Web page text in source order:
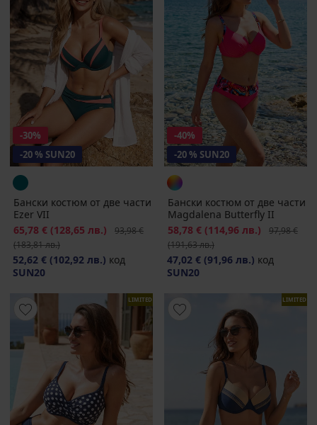
-30%
-20 % SUN20
Бански костюм от две части
Ezer VII
Намаление
65,78 € (128,65 лв.) Първоначална цена
93,98 €
(183,81 лв.)
52,62 € (102,92 лв.) код
SUN20
-40%
-20 % SUN20
Бански костюм от две части
Magdalena Butterfly II
Намаление
58,78 € (114,96 лв.)
97,98 €
(191,63 лв.)
47,02 € (91,96 лв.) код
SUN20
LIMITED LIMITED